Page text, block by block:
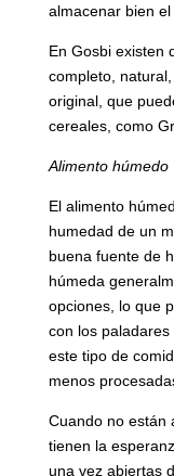
almacenar bien el
En Gosbi existen
completo,
original, que
cereales, como
Alimento húmedo
El alimento
humedad de un
buena fuente de
húmeda
opciones, lo que
con los
este tipo de
menos
Cuando no están
tienen la
una vez abiertas